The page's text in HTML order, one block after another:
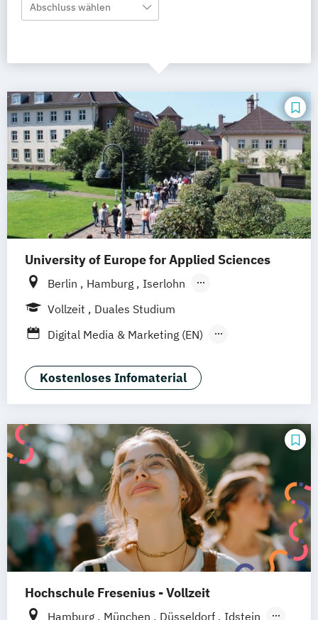
Abschluss wählen
University of Europe for Applied Sciences
Berlin Hamburg
Iserlohn
UE Innovation Hub
Vollzeit
Duales Studium
Digital Media & Marketing (EN)
Film + Motion Design (EN)
Fotografie + Neue Medien (EN)
Kommunikationsdesign (EN)
Visuelle Kommunikation B.A. (EN)
Kostenloses Infomaterial
Hochschule Fresenius - Vollzeit
Hamburg München Düsseldorf
Idstein